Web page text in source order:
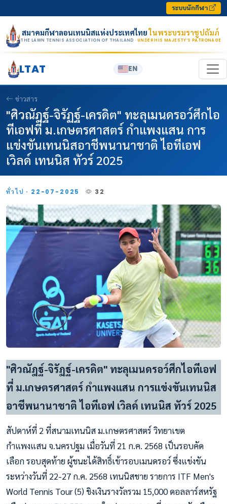
ระบบนักกีฬา
สมาคมกีฬาลอนเทนนิสแห่งประเทศไทยในพระบรมราชูปถัมภ์
THE LAWN TENNIS ASSOCIATION OF THAILAND · UNDER HIS MAJESTY’S PATRONAGE
LTAT EN
ข่าวสาร
"ศิวณัฎฐ์-จิรัฏฐ์-เครดิต" ทะลุเมนดรอว์ศึกไอ
ทีเอฟที่ ม.เกษตรศาสตร์ กำแพงแสน การ
แข่งขันเทนนิสอาชีพนานาชาติ ไอทีเอฟ
เวิลด์ เทนนิส ทัวร์ 2025
ทั่วไป · 22-07-2025 32
"ศิวณัฎฐ์-จิรัฏฐ์-เครดิต" ทะลุเมนดรอว์ศึกไอทีเอฟ
ที่ ม.เกษตรศาสตร์ กำแพงแสน การแข่งขันเทนนิส
อาชีพนานาชาติ ไอทีเอฟ เวิลด์ เทนนิส ทัวร์ 2025
สัปดาห์ที่ 2 ที่สนามเทนนิส ม.เกษตรศาสตร์ วิทยาเขต
กำแพงแสน จ.นครปฐม เมื่อวันที่ 21 ก.ค. 2568 เป็นรอบคัด
เลือก รอบสุดท้าย ผู้ชนะได้สิทธิ์เข้ารอบเมนดรอว์ ซึ่งแข่งขัน
ระหว่างวันที่ 22-27 ก.ค. 2568 เทนนิสชาย รายการ ITF Men's
World Tennis Tour (5) ชิงเงินรางวัลรวม 15,000 ดอลลาร์สหรัฐ